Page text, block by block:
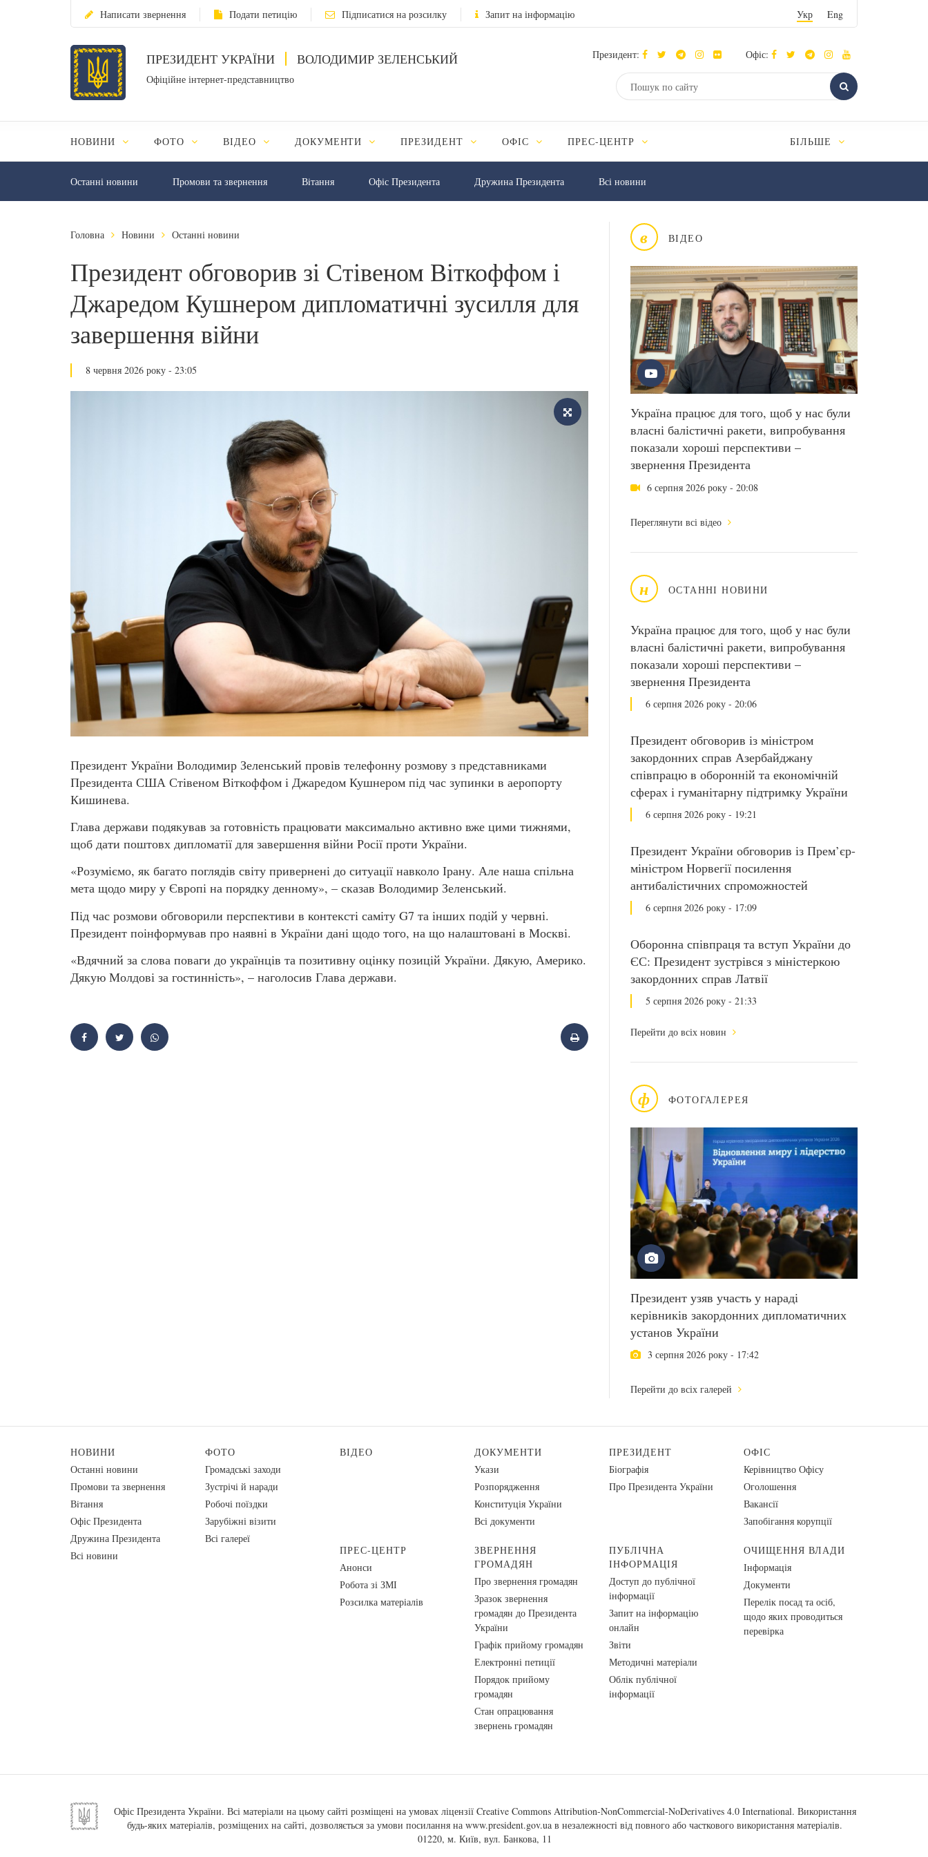
Написати звернення Подати петицію Підписатися на розсилку Запит на інформацію Укр Eng
ПРЕЗИДЕНТ УКРАЇНИ ВОЛОДИМИР ЗЕЛЕНСЬКИЙ
Офіційне інтернет-представництво
Президент: Офіс:
НОВИНИ ФОТО ВІДЕО ДОКУМЕНТИ ПРЕЗИДЕНТ ОФІС ПРЕС-ЦЕНТР БІЛЬШЕ
Останні новини Промови та звернення Вiтання Офіс Президента Дружина Президента Всі новини
в ВІДЕО
Україна працює для того, щоб у нас були
власні балістичні ракети, випробування
показали хороші перспективи –
звернення Президента
6 серпня 2026 року - 20:08
Переглянути всі відео
н ОСТАННІ НОВИНИ
Україна працює для того, щоб у нас були
власні балістичні ракети, випробування
показали хороші перспективи –
звернення Президента
6 серпня 2026 року - 20:06
Президент обговорив із міністром
закордонних справ Азербайджану
співпрацю в оборонній та економічній
сферах і гуманітарну підтримку України
6 серпня 2026 року - 19:21
Президент України обговорив із Прем’єр-
міністром Норвегії посилення
антибалістичних спроможностей
6 серпня 2026 року - 17:09
Оборонна співпраця та вступ України до
ЄС: Президент зустрівся з міністеркою
закордонних справ Латвії
5 серпня 2026 року - 21:33
Перейти до всіх новин
ф ФОТОГАЛЕРЕЯ
Президент узяв участь у нараді
керівників закордонних дипломатичних
установ України
3 серпня 2026 року - 17:42
Перейти до всіх галерей
Головна Новини Останні новини
Президент обговорив зі Стівеном Віткоффом і
Джаредом Кушнером дипломатичні зусилля для
завершення війни
8 червня 2026 року - 23:05
Президент України Володимир Зеленський провів телефонну розмову з представниками
Президента США Стівеном Віткоффом і Джаредом Кушнером під час зупинки в аеропорту
Кишинева.
Глава держави подякував за готовність працювати максимально активно вже цими тижнями,
щоб дати поштовх дипломатії для завершення війни Росії проти України.
«Розуміємо, як багато поглядів світу привернені до ситуації навколо Ірану. Але наша спільна
мета щодо миру у Європі на порядку денному», – сказав Володимир Зеленський.
Під час розмови обговорили перспективи в контексті саміту G7 та інших подій у червні.
Президент поінформував про наявні в України дані щодо того, на що налаштовані в Москві.
«Вдячний за слова поваги до українців та позитивну оцінку позицій України. Дякую, Америко.
Дякую Молдові за гостинність», – наголосив Глава держави.
НОВИНИ
Останні новини
Промови та звернення
Вiтання
Офіс Президента
Дружина Президента
Всі новини
ФОТО
Громадські заходи
Зустрічі й наради
Робочі поїздки
Зарубіжні візити
Всі галереї
ВІДЕО
ДОКУМЕНТИ
Укази
Розпорядження
Конституція України
Всі документи
ПРЕЗИДЕНТ
Біографія
Про Президента України
ОФІС
Керівництво Офісу
Оголошення
Вакансії
Запобігання корупції
ПРЕС-ЦЕНТР
Анонси
Робота зі ЗМІ
Розсилка матеріалів
ЗВЕРНЕННЯ
ГРОМАДЯН
Про звернення громадян
Зразок звернення
громадян до Президента
України
Графік прийому громадян
Електронні петиції
Порядок прийому
громадян
Стан опрацювання
звернень громадян
ПУБЛІЧНА
ІНФОРМАЦІЯ
Доступ до публічної
інформації
Запит на інформацію
онлайн
Звіти
Методичні матеріали
Облік публічної
інформації
ОЧИЩЕННЯ ВЛАДИ
Інформація
Документи
Перелік посад та осіб,
щодо яких проводиться
перевірка
Офіс Президента України. Всі матеріали на цьому сайті розміщені на умовах ліцензії Creative Commons Attribution-NonCommercial-NoDerivatives 4.0 International. Використання
будь-яких матеріалів, розміщених на сайті, дозволяється за умови посилання на www.president.gov.ua в незалежності від повного або часткового використання матеріалів.
01220, м. Київ, вул. Банкова, 11